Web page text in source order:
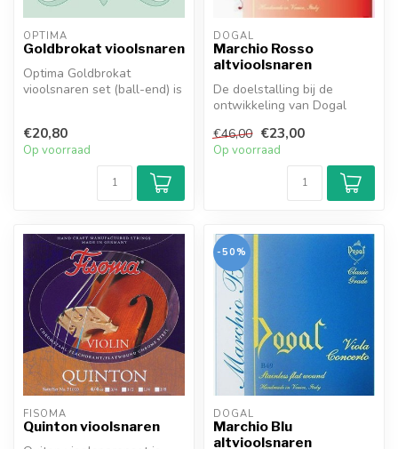
OPTIMA
Goldbrokat vioolsnaren
Optima Goldbrokat
vioolsnaren set (ball-end) is
€20,80
Op voorraad
DOGAL
Marchio Rosso
altvioolsnaren
De doelstalling bij de
ontwikkeling van Dogal
altvioolsnaren was o...
€46,00 €23,00
Op voorraad
FISOMA
Quinton vioolsnaren
-50%
DOGAL
Marchio Blu
altvioolsnaren